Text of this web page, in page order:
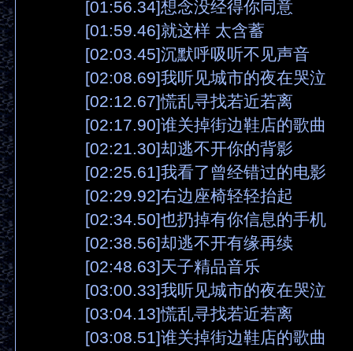
[01:56.34]想念没经得你同意
[01:59.46]就这样 太含蓄
[02:03.45]沉默呼吸听不见声音
[02:08.69]我听见城市的夜在哭泣
[02:12.67]慌乱寻找若近若离
[02:17.90]谁关掉街边鞋店的歌曲
[02:21.30]却逃不开你的背影
[02:25.61]我看了曾经错过的电影
[02:29.92]右边座椅轻轻抬起
[02:34.50]也扔掉有你信息的手机
[02:38.56]却逃不开有缘再续
[02:48.63]天子精品音乐
[03:00.33]我听见城市的夜在哭泣
[03:04.13]慌乱寻找若近若离
[03:08.51]谁关掉街边鞋店的歌曲